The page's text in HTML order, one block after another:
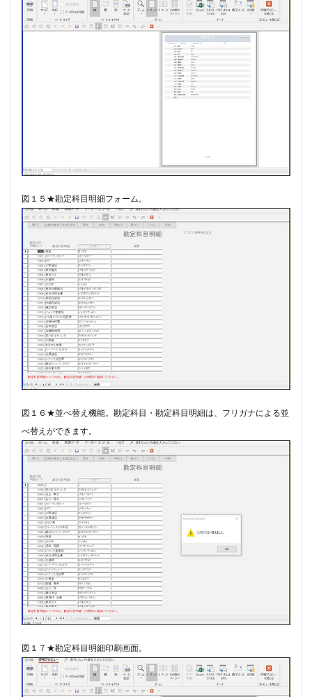
図１５★勘定科目明細フォーム。
​図１６★並べ替え機能。​​勘定科目・勘定科目明細は、フリガナによる並
べ替えができます。
図１７★勘定科目明細印刷画面。